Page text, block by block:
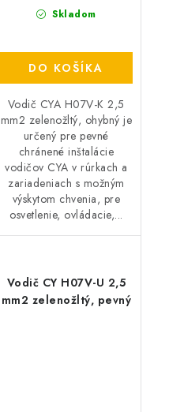
Skladom
DO KOŠÍKA
Vodič CYA H07V-K 2,5
mm2 zelenožltý, ohybný je
určený pre pevné
chránené inštalácie
vodičov CYA v rúrkach a
zariadeniach s možným
výskytom chvenia, pre
osvetlenie, ovládacie,...
Vodič CY H07V-U 2,5
mm2 zelenožltý, pevný